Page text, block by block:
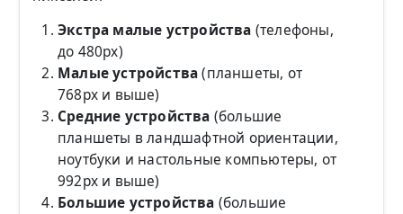
Экстра малые устройства (телефоны,
до 480px)
Малые устройства(планшеты, от
768px и выше)
Средние устройства (большие
планшеты в ландшафтной ориентации,
ноутбуки и настольные компьютеры, от
992px и выше)
Большие устройства (большие